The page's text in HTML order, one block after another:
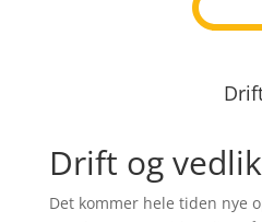
Drift og
Det kommer hele tiden nye